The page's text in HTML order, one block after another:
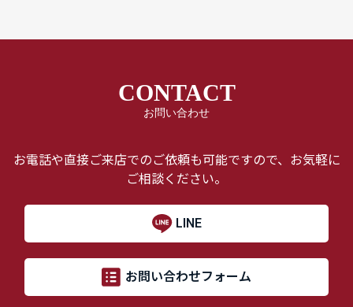
CONTACT
お問い合わせ
お電話や直接ご来店でのご依頼も可能ですので、お気軽に
ご相談ください。
LINE
お問い合わせフォーム